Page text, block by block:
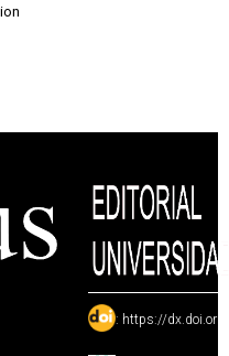
: https://